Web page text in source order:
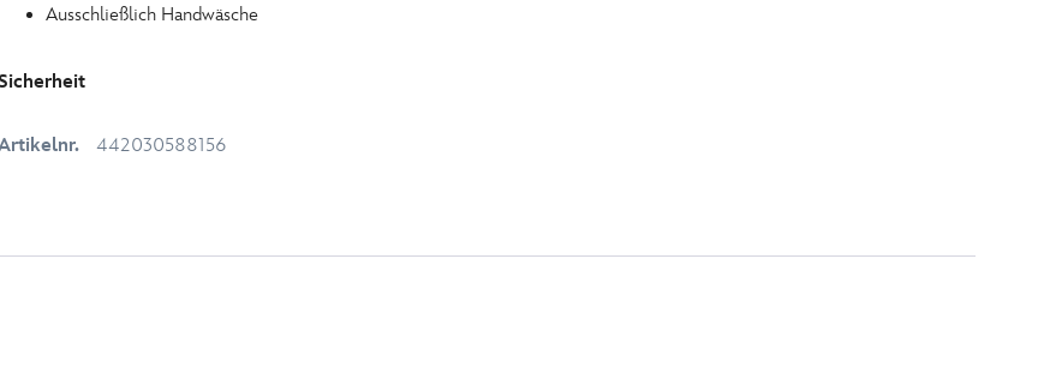
Ausschließlich Handwäsche
442030588156